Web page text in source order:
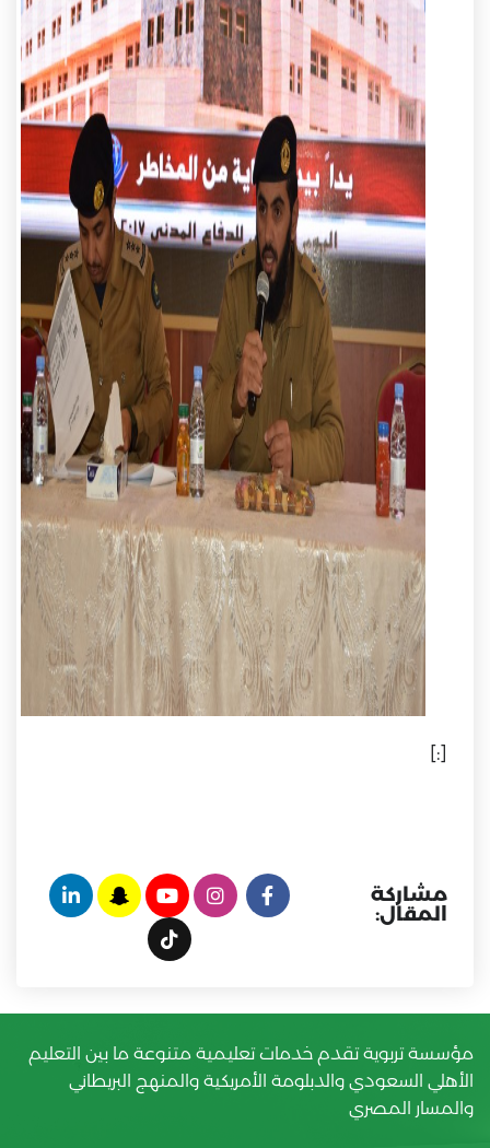
[:]
مشاركة
المقال:
مؤسسة تربوية تقدم خدمات تعليمية متنوعة ما بين التعليم
الأهلي السعودي والدبلومة الأمريكية والمنهج البريطاني
والمسار المصري